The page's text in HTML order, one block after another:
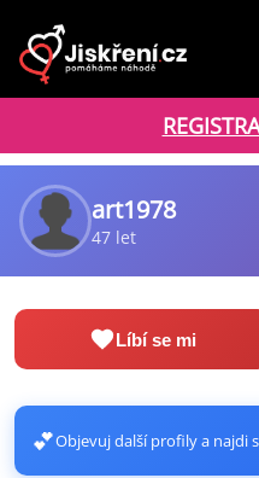
art1978
47 let
Líbí se mi
💕Objevuj další profily a najdi